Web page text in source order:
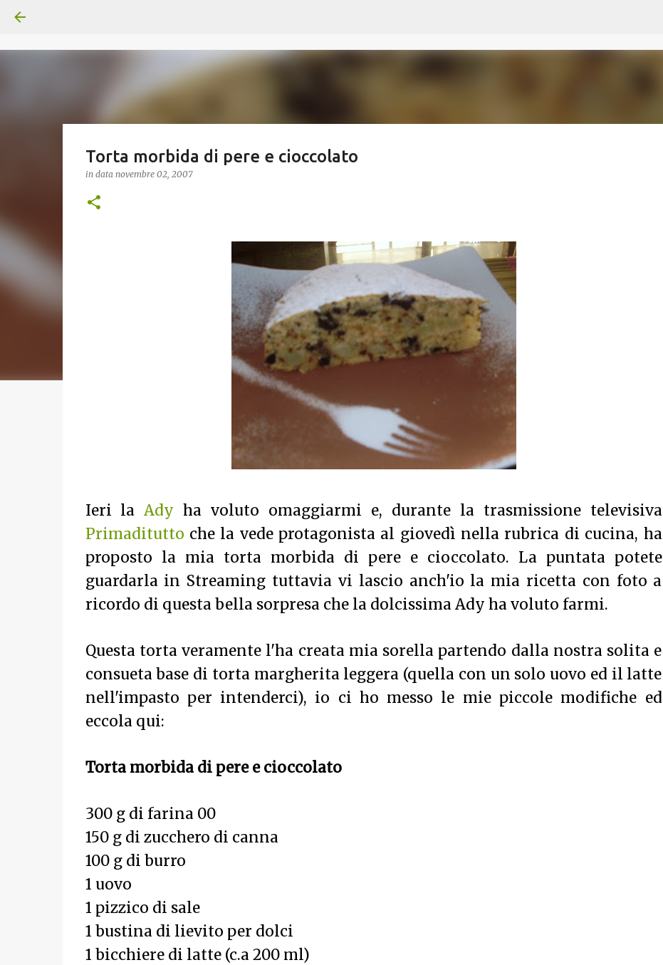
Torta morbida di pere e cioccolato
in data novembre 02, 2007
Ieri laAdy ha voluto omaggiarmi e, durante la trasmissione televisiva
Primaditutto che la vede protagonista al giovedì nella rubrica di cucina, ha
proposto la mia torta morbida di pere e cioccolato. La puntata potete
guardarla in Streaming tuttavia vi lascio anch'io la mia ricetta con foto a
ricordo di questa bella sorpresa che la dolcissima Ady ha voluto farmi.
Questa torta veramente l'ha creata mia sorella partendo dalla nostra solita e
consueta base di torta margherita leggera (quella con un solo uovo ed il latte
nell'impasto per intenderci), io ci ho messo le mie piccole modifiche ed
eccola qui:
Torta morbida di pere e cioccolato
300 g di farina 00
150 g di zucchero di canna
100 g di burro
1 uovo
1 pizzico di sale
1 bustina di lievito per dolci
1 bicchiere di latte (c.a 200 ml)